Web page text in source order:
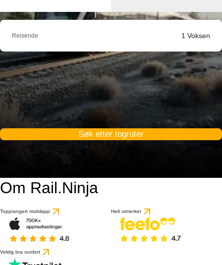
Reisende 1 Voksen
Søk etter togruter
Om Rail.Ninja
Topprangert mobilapp Helt utmerket
Veldig bra vurdert